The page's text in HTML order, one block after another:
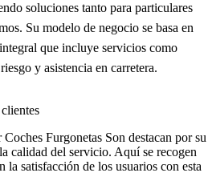
soluciones tanto para particulares
Su modelo de negocio se basa en
que incluye servicios como
y asistencia en carretera.
Furgonetas Son destacan por su
calidad del servicio. Aquí se recogen
la satisfacción de los usuarios con esta